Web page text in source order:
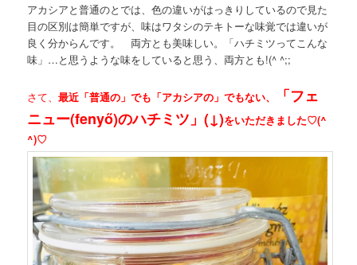
アカシアと普通のとでは、色の違いがはっきりしているので見た
目の区別は簡単ですが、味はワタシのテキトーな味覚では違いが
良く分からんです。 両方とも美味しい。「ハチミツってこんな
味」…と思うような味をしていると思う、両方とも!(^ ^;;
さて、最近「普通の」でも「アカシアの」でもない、
「フェ
ニュー(fenyő)のハチミツ」(↓)をいただきました♡(^
^)♡